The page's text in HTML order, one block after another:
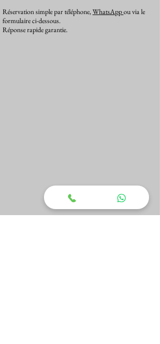
Réservation simple par téléphone,WhatsAppou via le
formulaire ci-dessous.
Réponse rapide garantie.